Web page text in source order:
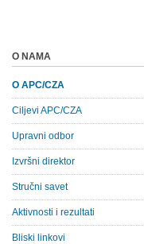
O NAMA
O APC/CZA
Ciljevi APC/CZA
Upravni odbor
Izvršni direktor
Stručni savet
Aktivnosti i rezultati
Bliski linkovi